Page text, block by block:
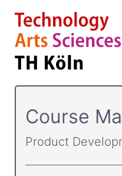
Course­
Product